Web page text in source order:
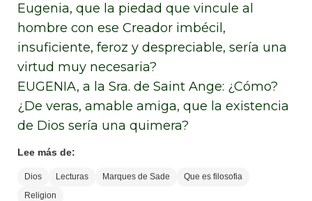
Eugenia, que la piedad que vincule al
hombre con ese Creador imbécil,
insuficiente, feroz y despreciable, sería una
virtud muy necesaria?
EUGENIA, a la Sra. de Saint Ange: ¿Cómo?
¿De veras, amable amiga, que la existencia
de Dios sería una quimera?
Lee más de:
Dios Lecturas Marques de Sade
Que es filosofia
Religion